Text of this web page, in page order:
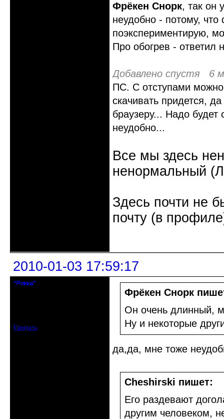
Фрёкен Снорк, так он
неудобно - потому,
поэкспериментирую,
Про обогрев - ответил
Добавлено спустя 6
ПС. С отступами можно
скачивать придется,
браузеру... Надо будет
неудобно...
Все мы здесь
ненормальный
Здесь почти не
почту (в
2010-01-03 17:59:17
*Рикка*
Профиль
Фрёкен Снорк
Он очень длинный,
Ну и некоторые
да,да, мне тоже
Cheshirski пишет:
Его раздевают
другим человеком,